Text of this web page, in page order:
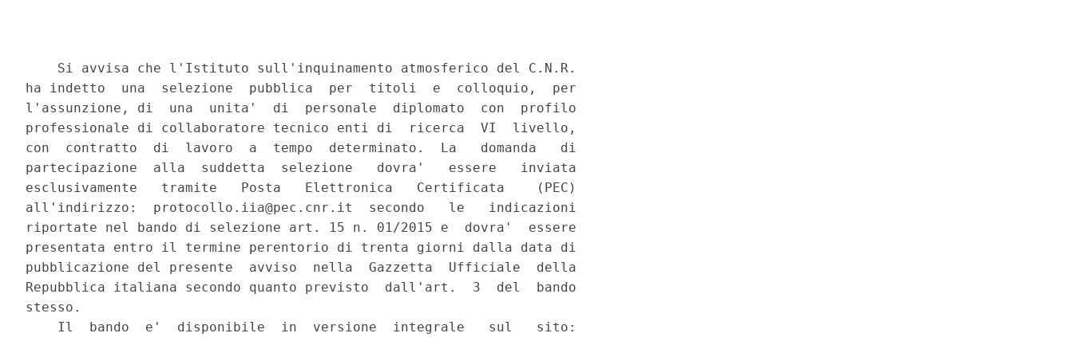
    Si avvisa che l'Istituto sull'inquinamento atmosferico del C.N.R.
ha indetto  una  selezione  pubblica  per  titoli  e  colloquio,  per
l'assunzione, di  una  unita'  di  personale  diplomato  con  profilo
professionale di collaboratore tecnico enti di  ricerca  VI  livello,
con  contratto  di  lavoro  a  tempo  determinato.  La   domanda   di
partecipazione  alla  suddetta  selezione   dovra'   essere   inviata
esclusivamente   tramite   Posta   Elettronica   Certificata    (PEC)
all'indirizzo:  protocollo.iia@pec.cnr.it  secondo   le   indicazioni
riportate nel bando di selezione art. 15 n. 01/2015 e  dovra'  essere
presentata entro il termine perentorio di trenta giorni dalla data di
pubblicazione del presente  avviso  nella  Gazzetta  Ufficiale  della
Repubblica italiana secondo quanto previsto  dall'art.  3  del  bando
stesso.
    Il  bando  e'  disponibile  in  versione  integrale   sul   sito: